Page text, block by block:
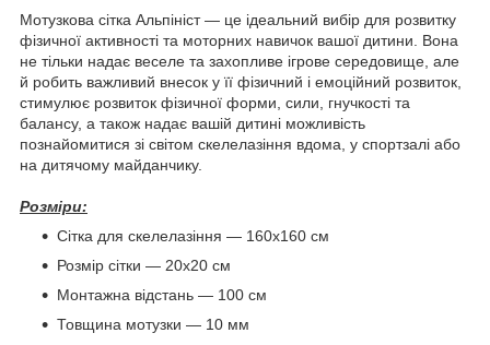
Мотузкова сітка Альпініст — це ідеальний вибір для розвитку
фізичної активності та моторних навичок вашої дитини. Вона
не тільки надає веселе та захопливе ігрове середовище, але
й робить важливий внесок у її фізичний і емоційний розвиток,
стимулює розвиток фізичної форми, сили, гнучкості та
балансу, а також надає вашій дитині можливість
познайомитися зі світом скелелазіння вдома, у спортзалі або
на дитячому майданчику.
Розміри:
Сітка для скелелазіння — 160х160 см
Розмір сітки — 20х20 см
Монтажна відстань — 100 см
Товщина мотузки — 10 мм